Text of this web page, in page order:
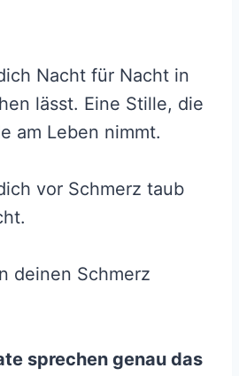
Nacht für Nacht in
lässt. Eine Stille, die
am Leben nimmt.
vor Schmerz taub
deinen Schmerz
sprechen genau das